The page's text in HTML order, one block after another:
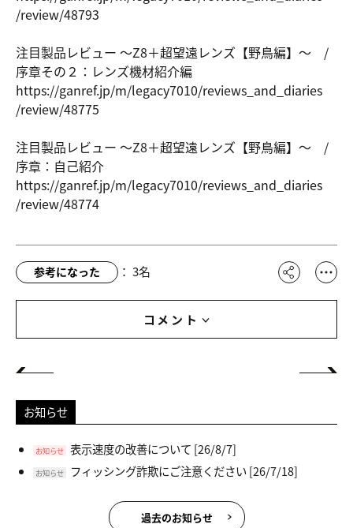
/review/48793
注目製品レビュー ～Z8＋超望遠レンズ【野鳥編】～ /
序章その２：レンズ機材紹介編
https://ganref.jp/m/legacy7010/reviews_and_diaries
/review/48775
注目製品レビュー ～Z8＋超望遠レンズ【野鳥編】～ /
序章：自己紹介
https://ganref.jp/m/legacy7010/reviews_and_diaries
/review/48774
参考になった ： 3名
コメント
お知らせ
お知らせ 表示速度の改善について [26/8/7]
お知らせ フィッシング詐欺にご注意ください[26/7/18]
過去のお知らせ